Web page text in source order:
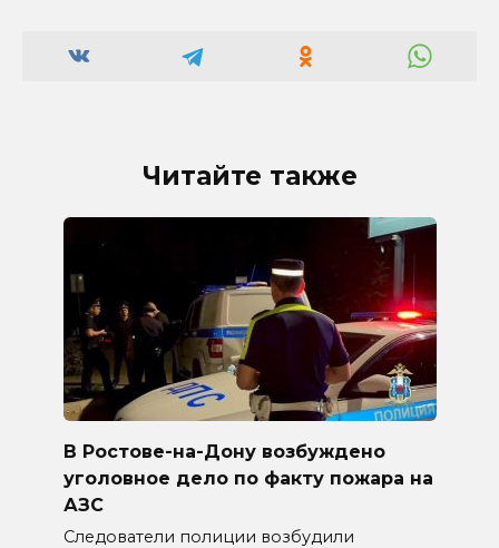
Читайте также
В Ростове-на-Дону возбуждено
уголовное дело по факту пожара на
АЗС
Следователи полиции возбудили